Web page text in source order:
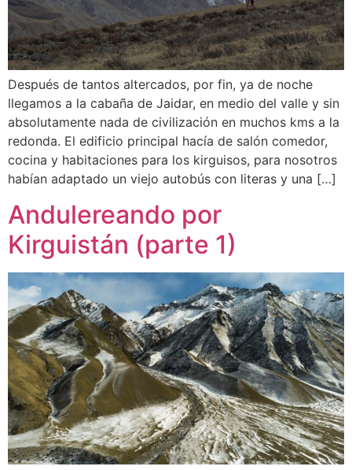
Después de tantos altercados, por fin, ya de noche
llegamos a la cabaña de Jaidar, en medio del valle y sin
absolutamente nada de civilización en muchos kms a la
redonda. El edificio principal hacía de salón comedor,
cocina y habitaciones para los kirguisos, para nosotros
habían adaptado un viejo autobús con literas y una […]
Andulereando por
Kirguistán (parte 1)